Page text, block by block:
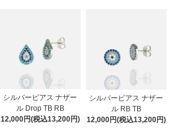
シルバーピアス ナザー
ル Drop TB RB
12,000円(税込13,200円)
シルバーピアス ナザー
ル RB TB
12,000円(税込13,200円)